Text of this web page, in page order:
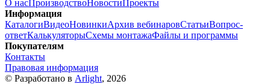
О насПроизводствоНовостиПроекты
Информация
КаталогиВидеоНовинкиАрхив вебинаровСтатьиВопрос-
ответКалькуляторыСхемы монтажаФайлы и программы
Покупателям
Контакты
Правовая информация
© Разработано в Arlight, 2026